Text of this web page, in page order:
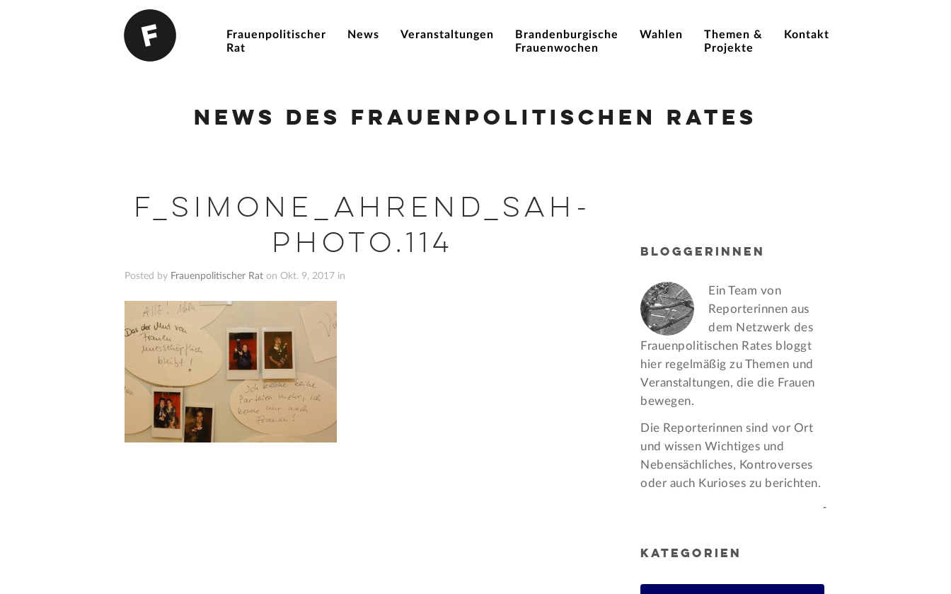
Frauenpolitischer
Rat
News Veranstaltungen
Brandenburgische
Frauenwochen
Wahlen
Themen &
Projekte
Kontakt
News des Frauenpolitischen Rates
F_Simone_Ahrend_sah-
photo.114
Posted by Frauenpolitischer Rat on Okt. 9, 2017 in
BLOGGERINNEN
Ein Team von
Reporterinnen aus
dem Netzwerk des
Frauen­politischen Rates bloggt
hier regelmäßig zu Themen und
Veran­staltungen, die die Frauen
bewegen.
Die Reporterinnen sind vor Ort
und wissen Wichtiges und
Nebensächliches, Kontroverses
oder auch Kurioses zu berichten.
-
KATEGORIEN